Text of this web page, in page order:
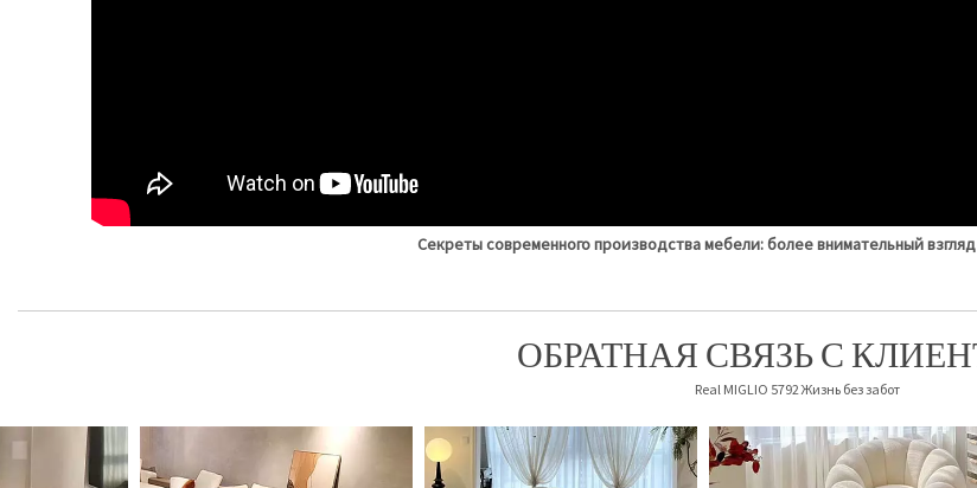
Секреты современного производства мебели: более внимательный
ОБРАТНАЯ СВЯЗЬ С
Real MIGLIO 5792 Жизнь без забот